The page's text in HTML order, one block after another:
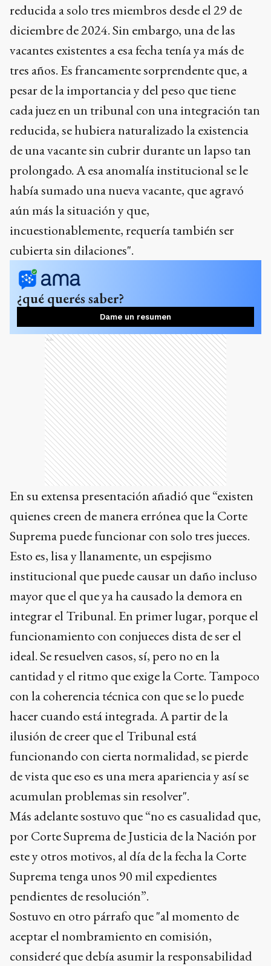
reducida a solo tres miembros desde el 29 de
diciembre de 2024. Sin embargo, una de las
vacantes existentes a esa fecha tenía ya más de
tres años. Es francamente sorprendente que, a
pesar de la importancia y del peso que tiene
cada juez en un tribunal con una integración tan
reducida, se hubiera naturalizado la existencia
de una vacante sin cubrir durante un lapso tan
prolongado. A esa anomalía institucional se le
había sumado una nueva vacante, que agravó
aún más la situación y que,
incuestionablemente, requería también ser
cubierta sin dilaciones".
¿qué querés saber?
Dame un resumen
Ads
En su extensa presentación añadió que “existen
quienes creen de manera errónea que la Corte
Suprema puede funcionar con solo tres jueces.
Esto es, lisa y llanamente, un espejismo
institucional que puede causar un daño incluso
mayor que el que ya ha causado la demora en
integrar el Tribunal. En primer lugar, porque el
funcionamiento con conjueces dista de ser el
ideal. Se resuelven casos, sí, pero no en la
cantidad y el ritmo que exige la Corte. Tampoco
con la coherencia técnica con que se lo puede
hacer cuando está integrada. A partir de la
ilusión de creer que el Tribunal está
funcionando con cierta normalidad, se pierde
de vista que eso es una mera apariencia y así se
acumulan problemas sin resolver".
Más adelante sostuvo que “no es casualidad que,
por Corte Suprema de Justicia de la Nación por
este y otros motivos, al día de la fecha la Corte
Suprema tenga unos 90 mil expedientes
pendientes de resolución”.
Sostuvo en otro párrafo que "al momento de
aceptar el nombramiento en comisión,
consideré que debía asumir la responsabilidad